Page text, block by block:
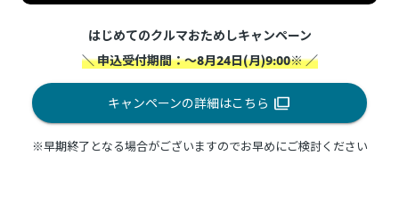
はじめてのクルマおためしキャンペーン
＼ 申込受付期間：～8月24日(月)9:00※ ／
キャンペーンの詳細はこちら
※早期終了となる場合がございますのでお早めにご検討ください